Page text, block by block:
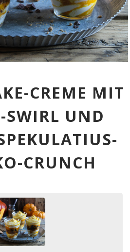
CREME MIT
SWIRL UND
CRUNCH